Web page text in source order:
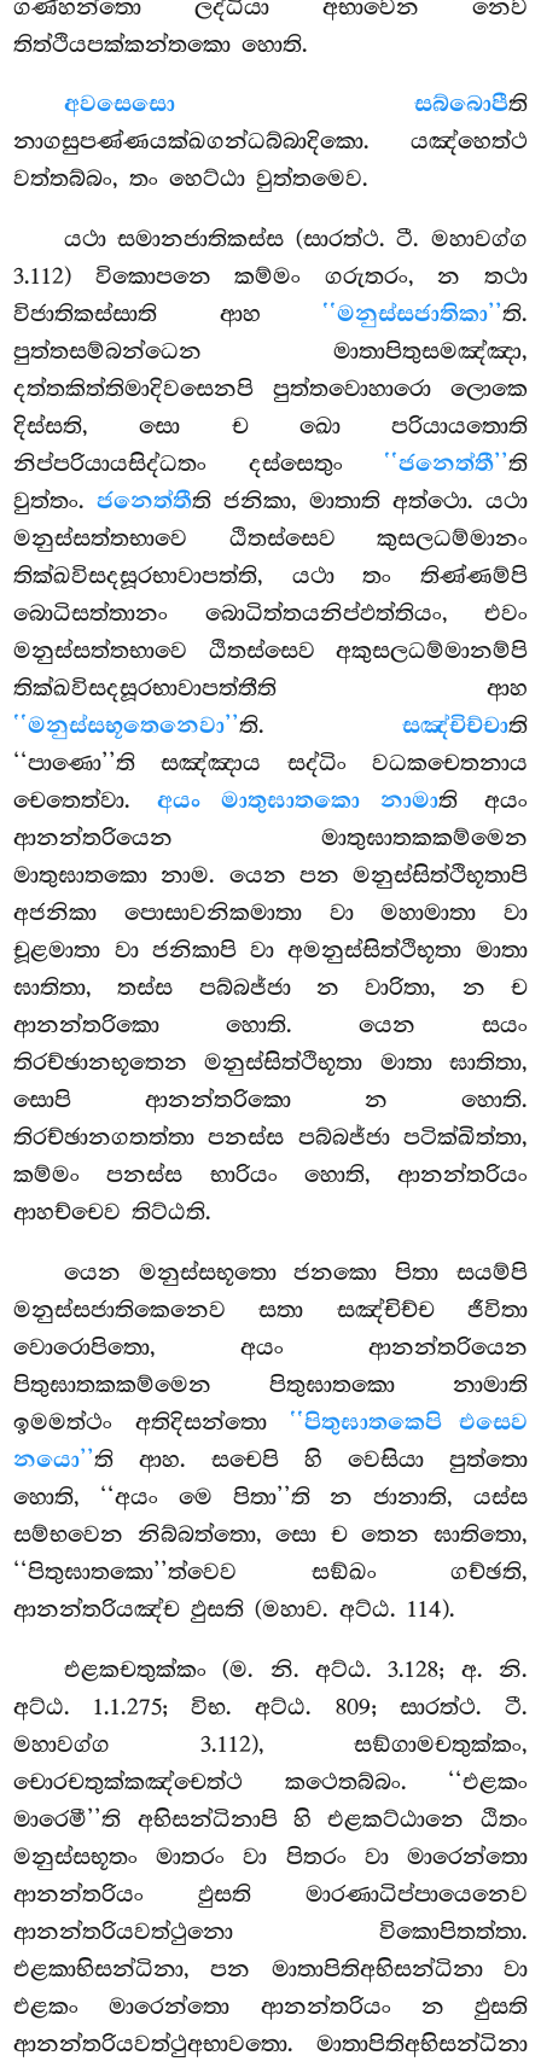
ගණ්හන්තො ලද්ධියා අභාවෙන නෙව
තිත්ථියපක්කන්තකො හොති.
අවසෙසො සබ්බොපීති
නාගසුපණ්ණයක්ඛගන්ධබ්බාදිකො. යඤ්හෙත්ථ
වත්තබ්බං, තං හෙට්ඨා වුත්තමෙව.
යථාසමානජාතිකස්ස (සාරත්ථ. ටී. මහාවග්ග
3.112) විකොපනෙ කම්මං ගරුතරං, න තථා
විජාතිකස්සාති ආහ ‘‘මනුස්සජාතිකා’’ති.
පුත්තසම්බන්ධෙන මාතාපිතුසමඤ්ඤා,
දත්තකිත්තිමාදිවසෙනපි පුත්තවොහාරො ලොකෙ
දිස්සති, සො ච ඛො පරියායතොති
නිප්පරියායසිද්ධතං දස්සෙතුං ‘‘ජනෙත්තී’’ති
වුත්තං.ජනෙත්තීති ජනිකා, මාතාති අත්ථො. යථා
මනුස්සත්තභාවෙ ඨිතස්සෙව කුසලධම්මානං
තික්ඛවිසදසූරභාවාපත්ති, යථා තං තිණ්ණම්පි
බොධිසත්තානං බොධිත්තයනිප්ඵත්තියං, එවං
මනුස්සත්තභාවෙ ඨිතස්සෙව අකුසලධම්මානම්පි
තික්ඛවිසදසූරභාවාපත්තීති ආහ
‘‘මනුස්සභූතෙනෙවා’’ති. සඤ්චිච්චාති
‘‘පාණො’’ති සඤ්ඤාය සද්ධිං වධකචෙතනාය
චෙතෙත්වා.අයං මාතුඝාතකො නාමාති අයං
ආනන්තරියෙන මාතුඝාතකකම්මෙන
මාතුඝාතකො නාම. යෙන පන මනුස්සිත්ථිභූතාපි
අජනිකා පොසාවනිකමාතා වා මහාමාතා වා
චූළමාතා වා ජනිකාපි වා අමනුස්සිත්ථිභූතා මාතා
ඝාතිතා, තස්ස පබ්බජ්ජා න වාරිතා, න ච
ආනන්තරිකො හොති. යෙන සයං
තිරච්ඡානභූතෙන මනුස්සිත්ථිභූතා මාතා ඝාතිතා,
සොපි ආනන්තරිකො න හොති.
තිරච්ඡානගතත්තා පනස්ස පබ්බජ්ජා පටික්ඛිත්තා,
කම්මං පනස්ස භාරියං හොති, ආනන්තරියං
ආහච්චෙව තිට්ඨති.
යෙන මනුස්සභූතො ජනකො පිතා සයම්පි
මනුස්සජාතිකෙනෙව සතා සඤ්චිච්ච ජීවිතා
වොරොපිතො, අයං ආනන්තරියෙන
පිතුඝාතකකම්මෙන පිතුඝාතකො නාමාති
ඉමමත්ථං අතිදිසන්තො ‘‘පිතුඝාතකෙපි එසෙව
නයො’’ති ආහ. සචෙපි හි වෙසියා පුත්තො
හොති, ‘‘අයං මෙ පිතා’’ති න ජානාති, යස්ස
සම්භවෙන නිබ්බත්තො, සො ච තෙන ඝාතිතො,
‘‘පිතුඝාතකො’’ත්වෙව සඞ්ඛං ගච්ඡති,
ආනන්තරියඤ්ච ඵුසති (මහාව. අට්ඨ. 114).
එළකචතුක්කං (ම. නි. අට්ඨ. 3.128; අ. නි.
අට්ඨ. 1.1.275; විභ. අට්ඨ. 809; සාරත්ථ. ටී.
මහාවග්ග 3.112), සඞ්ගාමචතුක්කං,
චොරචතුක්කඤ්චෙත්ථ කථෙතබ්බං. ‘‘එළකං
මාරෙමී’’ති අභිසන්ධිනාපි හි එළකට්ඨානෙ ඨිතං
මනුස්සභූතං මාතරං වා පිතරං වා මාරෙන්තො
ආනන්තරියං ඵුසති මාරණාධිප්පායෙනෙව
ආනන්තරියවත්ථුනො විකොපිතත්තා.
එළකාභිසන්ධිනා, පන මාතාපිතිඅභිසන්ධිනා වා
එළකං මාරෙන්තො ආනන්තරියං න ඵුසති
ආනන්තරියවත්ථුඅභාවතො. මාතාපිතිඅභිසන්ධිනා